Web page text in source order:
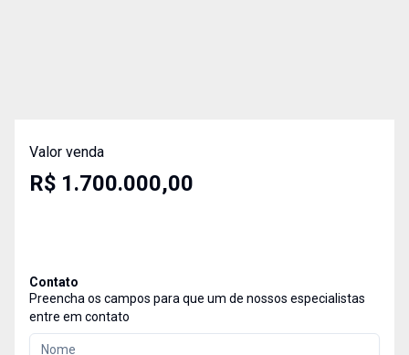
Valor venda
R$ 1.700.000,00
Contato
Preencha os campos para que um de nossos especialistas
entre em contato